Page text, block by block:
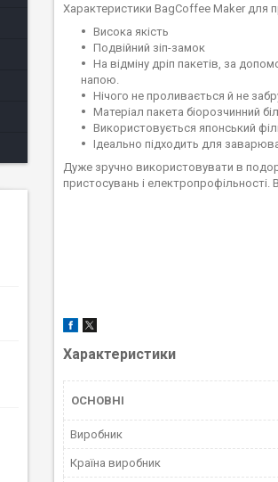
Характеристики BagCoffee Maker для
Висока якість
Подвійний зіп-замок
На відміну дріп пакетів, за
напою.
Нічого не проливається й не
Матеріал пакета біорозчинний
Використовується японський
Ідеально підходить для
Дуже зручно використовувати в
пристосувань і
Характеристики
ОСНОВНІ
Виробник
Країна виробник